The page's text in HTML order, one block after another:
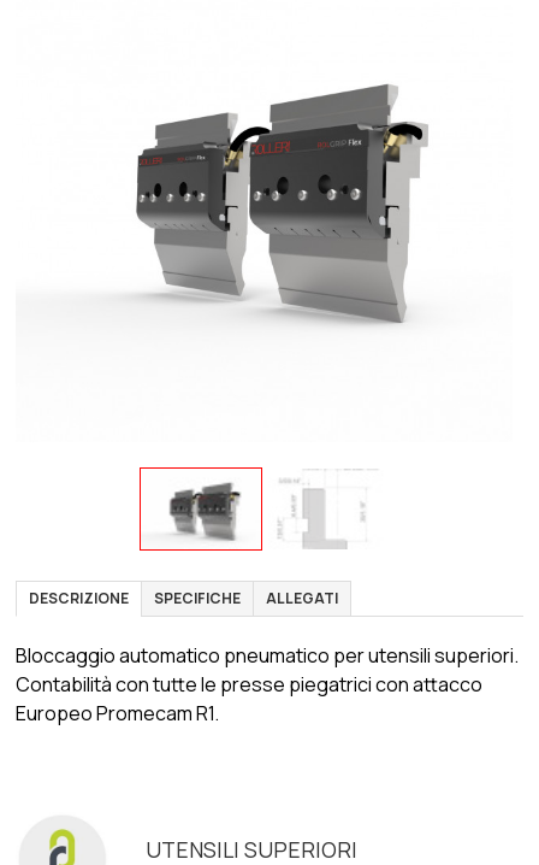
DESCRIZIONE SPECIFICHE ALLEGATI
Bloccaggio automatico pneumatico per utensili superiori.
Contabilità con tutte le presse piegatrici con attacco
Europeo Promecam R1.
UTENSILI SUPERIORI